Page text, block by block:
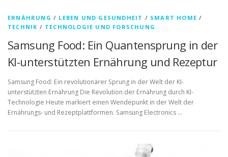
ERNÄHRUNG / LEBEN UND GESUNDHEIT / SMART HOME /
TECHNIK / TECHNOLOGIE UND FORSCHUNG
Samsung Food: Ein Quantensprung in der
KI-unterstützten Ernährung und Rezeptur
Samsung Food: Ein revolutionärer Sprung in der Welt der KI-
unterstützten Ernährung Die Revolution der Ernährung durch KI-
Technologie Heute markiert einen Wendepunkt in der Welt der
Ernährungs- und Rezeptplattformen. Samsung Electronics …